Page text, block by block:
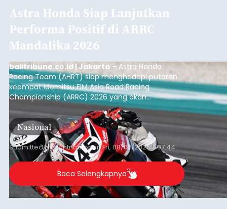
Astra Honda Siap Lanjutkan
Performa Positif di ARRC
Mandalika 2026
balitribune.co.id | Jakarta – Astra Honda
Racing Team (AHRT) siap menghadapi putaran
keempat Idemitsu FIM Asia Road Racing
Championship (ARRC) 2026 yang akan
berlangsung di Pertamina Mandalika
International Circuit, Lombok, Nusa Tenggara
Barat, pada 7–9 Agustus 2026.
Nasional
Submitted bycontributoronFri, 08/07/2026 - 07:44
Baca Selengkapnya